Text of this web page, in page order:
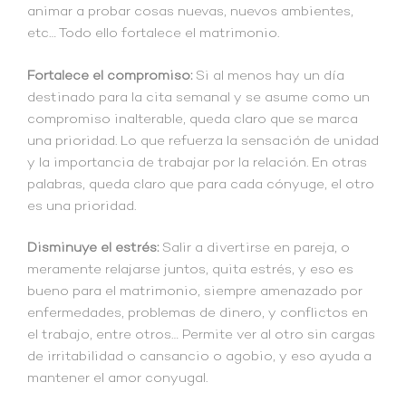
animar a probar cosas nuevas, nuevos ambientes,
etc… Todo ello fortalece el matrimonio.
Fortalece el compromiso: Si al menos hay un día
destinado para la cita semanal y se asume como un
compromiso inalterable, queda claro que se marca
una prioridad. Lo que refuerza la sensación de unidad
y la importancia de trabajar por la relación. En otras
palabras, queda claro que para cada cónyuge, el otro
es una prioridad.
Disminuye el estrés:Salir a divertirse en pareja, o
meramente relajarse juntos, quita estrés, y eso es
bueno para el matrimonio, siempre amenazado por
enfermedades, problemas de dinero, y conflictos en
el trabajo, entre otros… Permite ver al otro sin cargas
de irritabilidad o cansancio o agobio, y eso ayuda a
mantener el amor conyugal.